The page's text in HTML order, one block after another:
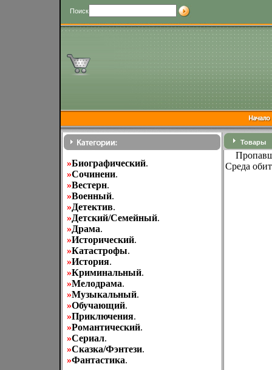
Поиск
»Биографический.
»Cочинени.
»Вестерн.
»Военный.
»Детектив.
»Детский/Семейный.
»Драма.
»Исторический.
»Катастрофы.
»История.
»Криминальный.
»Мелодрама.
»Музыкальный.
»Обучающий.
»Приключения.
»Романтический.
»Сериал.
»Сказка/Фэнтези.
»Фантастика.
Товары
Среда